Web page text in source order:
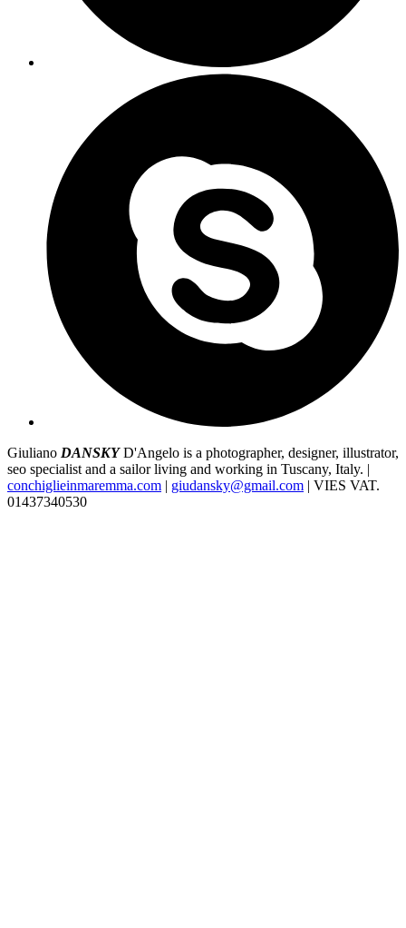
Giuliano DANSKY D'Angelo is a photographer, designer, illustrator,
seo specialist and a sailor living and working in Tuscany, Italy. |
conchiglieinmaremma.com | giudansky@gmail.com | VIES VAT.
01437340530